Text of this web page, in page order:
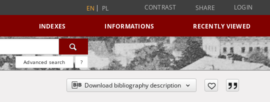
EN PL CONTRAST SHARE LOGIN
INDEXES INFORMATIONS RECENTLY VIEWED
Advanced search ?
Download bibliography description